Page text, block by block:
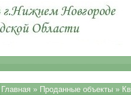
Главная » Проданные объекты »